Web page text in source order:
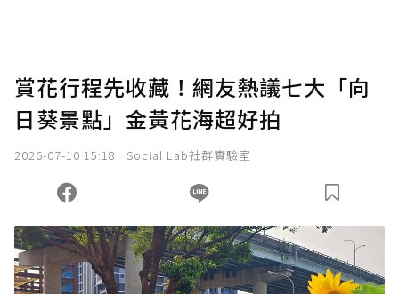
賞花行程先收藏！網友熱議七大「向
日葵景點」金黃花海超好拍
2026-07-10 15:18 Social Lab社群實驗室